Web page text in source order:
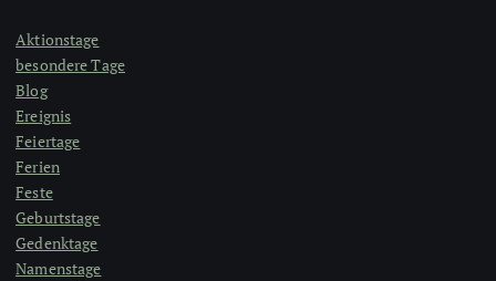
Aktionstage
besondere Tage
Blog
Ereignis
Feiertage
Ferien
Feste
Geburtstage
Gedenktage
Namenstage